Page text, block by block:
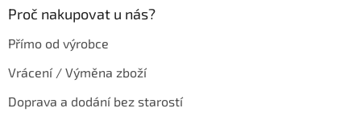
Proč nakupovat u nás?
Přímo od výrobce
Vrácení / Výměna zboží
Doprava a dodání bez starostí